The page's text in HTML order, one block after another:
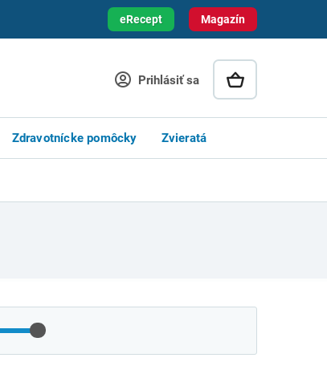
Magazín
eRecept
Prihlásiť sa
Zdravotnícke pomôcky Zvieratá